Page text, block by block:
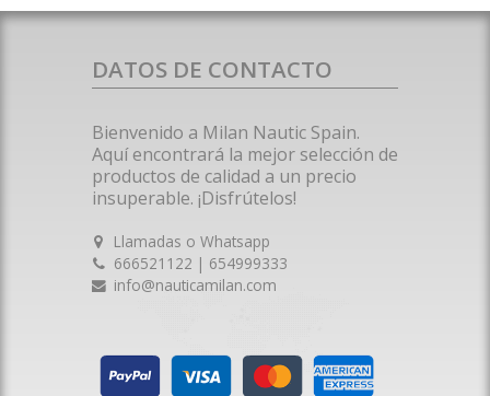
DATOS DE CONTACTO
Bienvenido a Milan Nautic Spain.
Aquí encontrará la mejor selección de
productos de calidad a un precio
insuperable. ¡Disfrútelos!
Llamadas o Whatsapp
666521122 | 654999333
info@nauticamilan.com